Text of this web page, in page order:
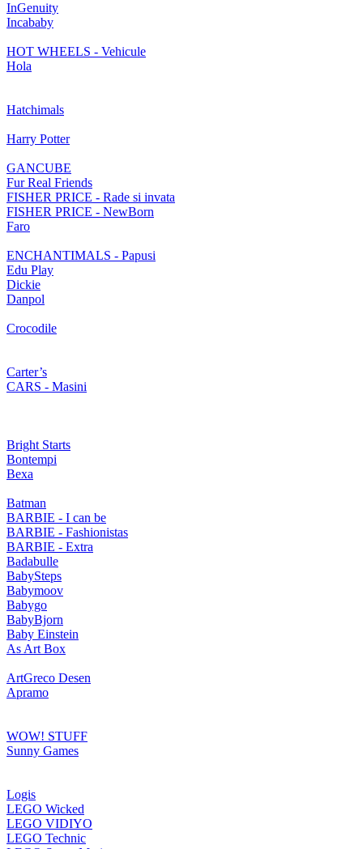
InGenuity
Incababy
HOT WHEELS - Vehicule
Hola
Hatchimals
Harry Potter
GANCUBE
Fur Real Friends
FISHER PRICE - Rade si invata
FISHER PRICE - NewBorn
Faro
ENCHANTIMALS - Papusi
Edu Play
Dickie
Danpol
Crocodile
Carter’s
CARS - Masini
Bright Starts
Bontempi
Bexa
Batman
BARBIE - I can be
BARBIE - Fashionistas
BARBIE - Extra
Badabulle
BabySteps
Babymoov
Babygo
BabyBjorn
Baby Einstein
As Art Box
ArtGreco Desen
Apramo
WOW! STUFF
Sunny Games
Logis
LEGO Wicked
LEGO VIDIYO
LEGO Technic